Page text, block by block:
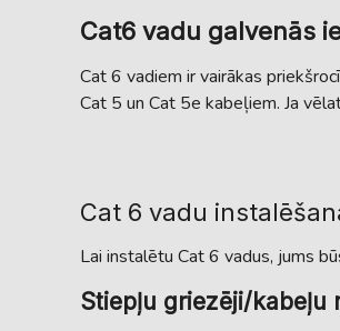
Cat6 vadu galvenās
Cat 6 vadiem ir vairākas
Cat 5 un Cat 5e kabeļiem. Ja
Cat 6 vadu
Lai instalētu Cat 6 vadus, jums
Stiepļu griezēji/kabeļu